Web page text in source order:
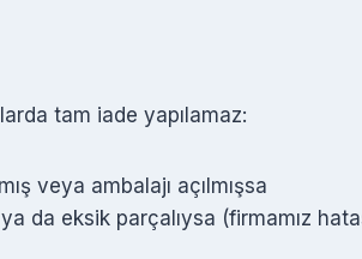
tam iade yapılamaz:
veya ambalajı açılmışsa
da eksik parçalıysa (firmamız